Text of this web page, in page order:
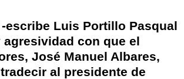
Luis Portillo Pasqual
con que el
José Manuel Albares,
al presidente de